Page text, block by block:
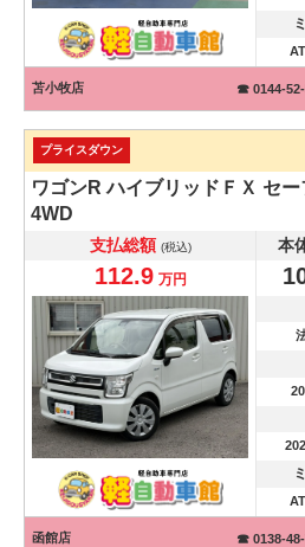
苫小牧店 ☎ 0144-
プライスダウン
ワゴンRハイブリッドＦＸ セ
4WD
支払総額 (税込) 本
112.9 万円
函館店 ☎ 0138-